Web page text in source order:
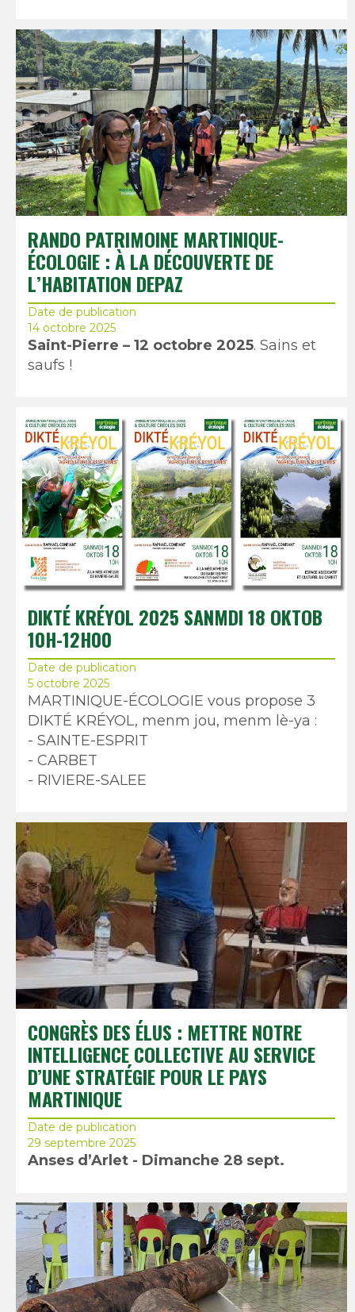
RANDO PATRIMOINE MARTINIQUE-
ÉCOLOGIE : À LA DÉCOUVERTE DE
L’HABITATION DEPAZ
Date de publication
14 octobre 2025
Saint-Pierre – 12 octobre 2025. Sains et
saufs !
DIKTÉ KRÉYOL 2025 SANMDI 18 OKTOB
10H-12H00
Date de publication
5 octobre 2025
MARTINIQUE-ÉCOLOGIE vous propose 3
DIKTÉ KRÉYOL, menm jou, menm lè-ya :
- SAINTE-ESPRIT
- ⁠CARBET
- ⁠RIVIERE-SALEE
CONGRÈS DES ÉLUS : METTRE NOTRE
INTELLIGENCE COLLECTIVE AU SERVICE
D’UNE STRATÉGIE POUR LE PAYS
MARTINIQUE
Date de publication
29 septembre 2025
Anses d’Arlet - Dimanche 28 sept.